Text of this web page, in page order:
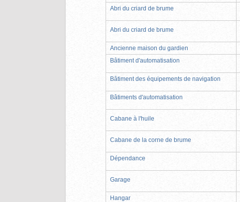
Abri du criard de brume
Abri du criard de brume
Ancienne maison du gardien
Bâtiment d'automatisation
Bâtiment des équipements de navigation
Bâtiments d'automatisation
Cabane à l'huile
Cabane de la corne de brume
Dépendance
Garage
Hangar